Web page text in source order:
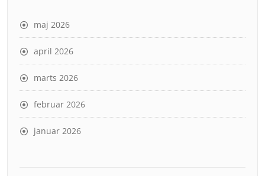
maj 2026
april 2026
marts 2026
februar 2026
januar 2026